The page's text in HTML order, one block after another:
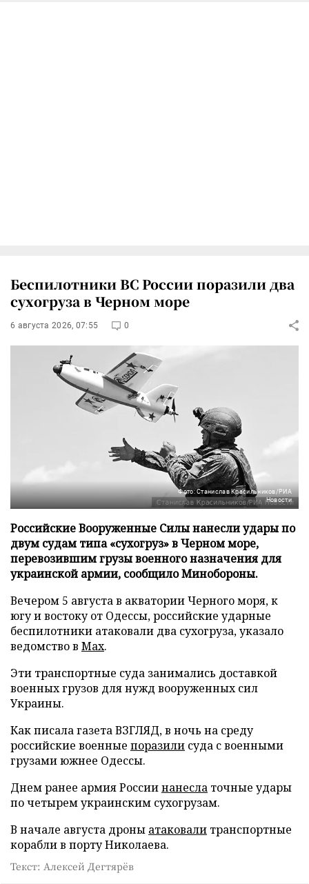
Беспилотники ВС России поразили два
сухогруза в Черном море
6 августа 2026, 07:55 0
Фото: Станислав Красильников/РИА
Новости
Российские Вооруженные Силы нанесли удары по
двум судам типа «сухогруз» в Черном море,
перевозившим грузы военного назначения для
украинской армии, сообщило Минобороны.
Вечером 5 августа в акватории Черного моря, к
югу и востоку от Одессы, российские ударные
беспилотники атаковали два сухогруза, указало
ведомство в Max.
Эти транспортные суда занимались доставкой
военных грузов для нужд вооруженных сил
Украины.
Как писала газета ВЗГЛЯД, в ночь на среду
российские военные поразили суда с военными
грузами южнее Одессы.
Днем ранее армия Россиинанесла точные удары
по четырем украинским сухогрузам.
В начале августа дроны атаковали транспортные
корабли в порту Николаева.
Текст: Алексей Дегтярёв